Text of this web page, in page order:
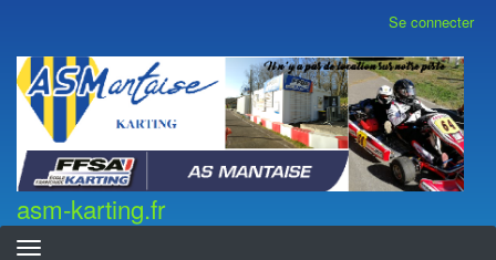
contenu
principal
compte
de
l'utilisateur
Se connecter
asm-karting.fr
asm-karting.fr